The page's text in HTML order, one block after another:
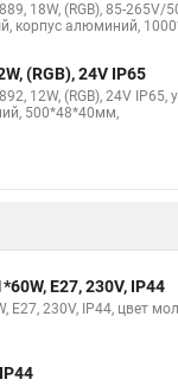
18W, (RGB), 85-265V/
корпус алюминий,
(RGB), 24V IP65
12W, (RGB), 24V IP65,
500*48*40мм,
E27, 230V, IP44
230V, IP44, цвет